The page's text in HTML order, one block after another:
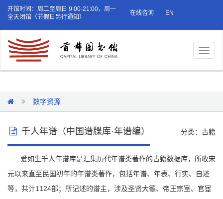
开馆时间：周二至周日 9:00-21:00，周一
全天闭馆（节假日另行通知）
在线咨询 EN
数字资源
千人年谱（中国谱牒库·年谱编） 分类：古籍
爱如生千人年谱库是汇集历代年谱类著作的古籍数据库，所收宋
元以来直至民国初年的年谱类著作，包括年谱、年表、行实、自述
等，共计1124部；所记述的谱主，涉及圣贤大德、帝王宗室、官宦